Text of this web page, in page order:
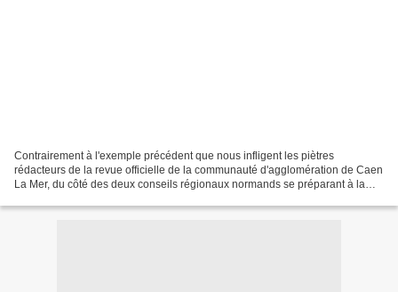
Contrairement à l'exemple précédent que nous infligent les piètres
rédacteurs de la revue officielle de la communauté d'agglomération de Caen
La Mer, du côté des deux conseils régionaux normands se préparant à la